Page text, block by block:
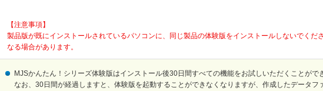
【注意事項】
製品版が既にインストールされているパソコンに、同じ製品の体験版をインストールしないでくだ
なる場合があります。
MJSかんたん！シリーズ体験版はインストール後30日間すべての機能をお試しいただくことがで
なお、30日間が経過しますと、体験版を起動することができなくなりますが、作成したデータ